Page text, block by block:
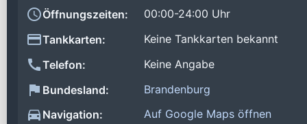
Öffnungszeiten:
00:00-24:00 Uhr
Tankkarten:
Keine Tankkarten bekannt
Telefon:
Keine Angabe
Bundesland:
Brandenburg
Navigation:
Auf Google Maps öffnen